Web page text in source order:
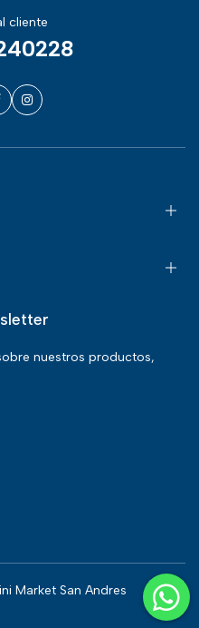
cliente
nuestros productos,
Market San Andres